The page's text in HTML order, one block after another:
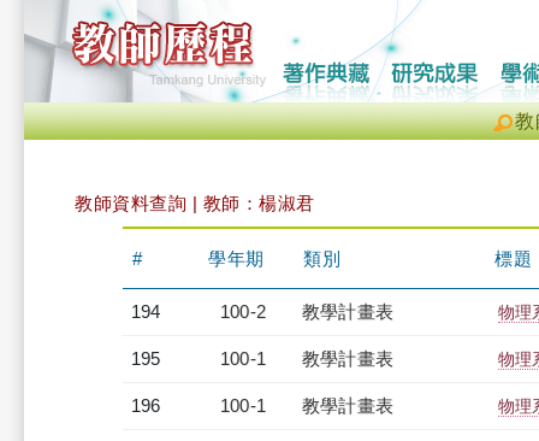
教
教師資料查詢 | 教師：楊淑君
# 學年期 類別 標題
194 100-2 教學計畫表 物理
195 100-1 教學計畫表 物理
196 100-1 教學計畫表 物理